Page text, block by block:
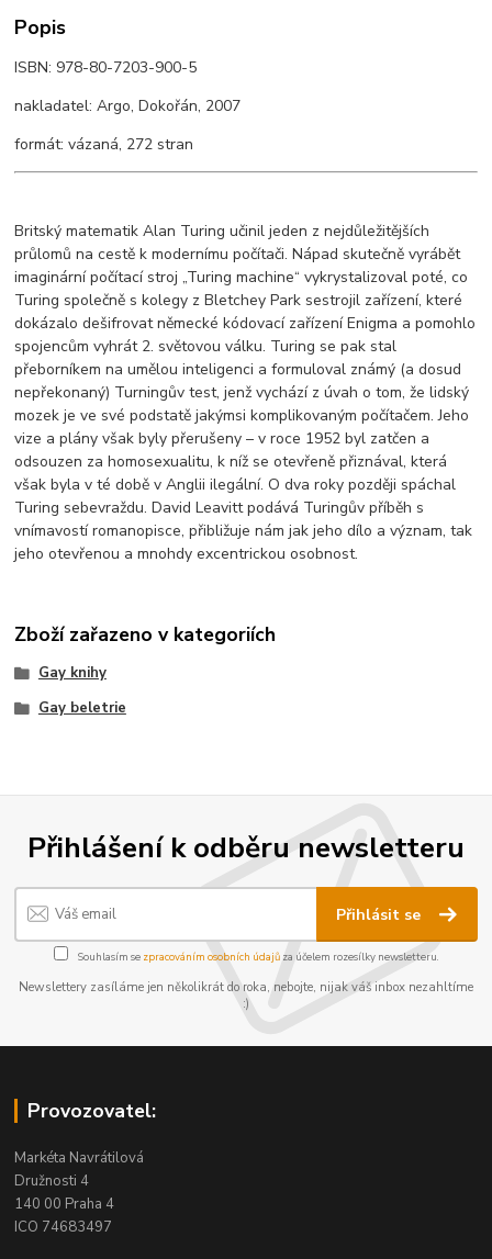
Popis
ISBN: 978-80-7203-900-5
nakladatel: Argo, Dokořán, 2007
formát: vázaná, 272 stran
Britský matematik Alan Turing učinil jeden z nejdůležitějších
průlomů na cestě k modernímu počítači. Nápad skutečně vyrábět
imaginární počítací stroj „Turing machine“ vykrystalizoval poté, co
Turing společně s kolegy z Bletchey Park sestrojil zařízení, které
dokázalo dešifrovat německé kódovací zařízení Enigma a pomohlo
spojencům vyhrát 2. světovou válku. Turing se pak stal
přeborníkem na umělou inteligenci a formuloval známý (a dosud
nepřekonaný) Turningův test, jenž vychází z úvah o tom, že lidský
mozek je ve své podstatě jakýmsi komplikovaným počítačem. Jeho
vize a plány však byly přerušeny – v roce 1952 byl zatčen a
odsouzen za homosexualitu, k níž se otevřeně přiznával, která
však byla v té době v Anglii ilegální. O dva roky později spáchal
Turing sebevraždu. David Leavitt podává Turingův příběh s
vnímavostí romanopisce, přibližuje nám jak jeho dílo a význam, tak
jeho otevřenou a mnohdy excentrickou osobnost.
Zboží zařazeno v kategoriích
Gay knihy
Gay beletrie
Přihlášení k odběru newsletteru
Přihlásit se
Souhlasím se zpracováním osobních údajůza účelem rozesílky newsletteru.
Newslettery zasíláme jen několikrát do roka, nebojte, nijak váš inbox nezahltíme
:)
Provozovatel:
Markéta Navrátilová
Družnosti 4
140 00 Praha 4
ICO 74683497